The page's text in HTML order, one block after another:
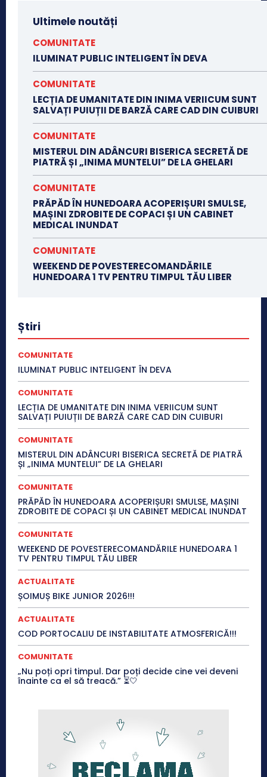
Ultimele noutăți
COMUNITATE
ILUMINAT PUBLIC INTELIGENT ÎN DEVA
COMUNITATE
LECȚIA DE UMANITATE DIN INIMA VERIICUM SUNT
SALVAȚI PUIUȚII DE BARZĂ CARE CAD DIN CUIBURI
COMUNITATE
MISTERUL DIN ADÂNCURI BISERICA SECRETĂ DE
PIATRĂ ȘI „INIMA MUNTELUI” DE LA GHELARI
COMUNITATE
PRĂPĂD ÎN HUNEDOARA ACOPERIȘURI SMULSE,
MAȘINI ZDROBITE DE COPACI ȘI UN CABINET
MEDICAL INUNDAT
COMUNITATE
WEEKEND DE POVESTERECOMANDĂRILE
HUNEDOARA 1 TV PENTRU TIMPUL TĂU LIBER
Știri
COMUNITATE
ILUMINAT PUBLIC INTELIGENT ÎN DEVA
COMUNITATE
LECȚIA DE UMANITATE DIN INIMA VERIICUM SUNT
SALVAȚI PUIUȚII DE BARZĂ CARE CAD DIN CUIBURI
COMUNITATE
MISTERUL DIN ADÂNCURI BISERICA SECRETĂ DE PIATRĂ
ȘI „INIMA MUNTELUI” DE LA GHELARI
COMUNITATE
PRĂPĂD ÎN HUNEDOARA ACOPERIȘURI SMULSE, MAȘINI
ZDROBITE DE COPACI ȘI UN CABINET MEDICAL INUNDAT
COMUNITATE
WEEKEND DE POVESTERECOMANDĂRILE HUNEDOARA 1
TV PENTRU TIMPUL TĂU LIBER
ACTUALITATE
ȘOIMUȘ BIKE JUNIOR 2026!!!
ACTUALITATE
COD PORTOCALIU DE INSTABILITATE ATMOSFERICĂ!!!
COMUNITATE
„Nu poți opri timpul. Dar poți decide cine vei deveni
înainte ca el să treacă.” ⏳🤍